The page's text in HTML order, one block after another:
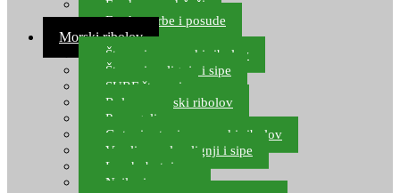
Feeder arm držači
Feeder torbe i posude
Morski ribolov
Štapovi za morski ribolov
Štapovi za lignje i sipe
SURF štapovi
Role za morski ribolov
Parangali
Gotovi setovi za morski ribolov
Varalice za lov lignji i sipe
Lov hobotnice
Najloni za more